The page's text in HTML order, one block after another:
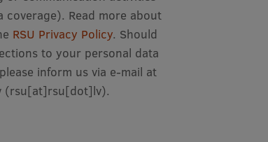
coverage). Read more about
RSU Privacy Policy. Should
to your personal data
inform us via e-mail at
(rsu[at]rsu[dot]lv).